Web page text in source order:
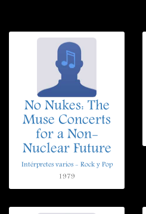
No Nukes: The
Muse Concerts
for a Non-
Nuclear Future
Intérpretes varios - Rock y Pop
1979